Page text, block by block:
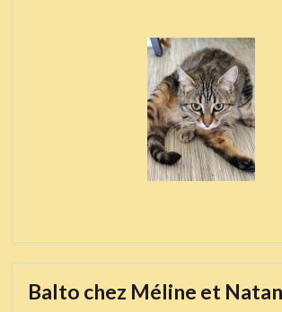
Balto chez Méline et Natan